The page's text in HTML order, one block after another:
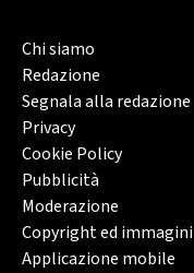
Chi siamo
Redazione
Segnala alla redazione
Privacy
Cookie Policy
Pubblicità
Moderazione
Copyright ed immagini
Applicazione mobile